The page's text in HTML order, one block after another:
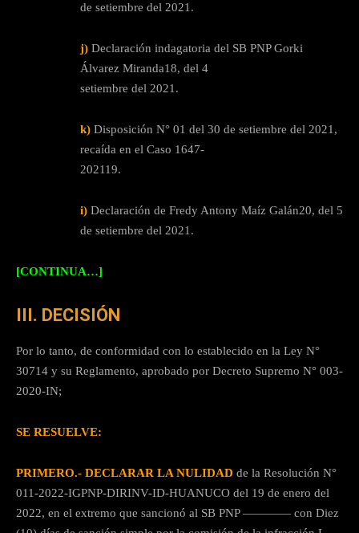
de setiembre del 2021.
j) Declaración indagatoria del SB PNP Gorki
Álvarez Miranda18, del 4
setiembre del 2021.
k) Disposición N° 01 del 30 de setiembre del 2021,
recaída en el Caso 1647-
202119.
i) Declaración de Fredy Antony Maíz Galán20, del 5
de setiembre del 2021.
[CONTINUA…]
III. DECISIÓN
Por lo tanto, de conformidad con lo establecido en la Ley N°
30714 y su Reglamento, aprobado por Decreto Supremo N° 003-
2020-IN;
SE RESUELVE:
PRIMERO.- DECLARAR LA NULIDAD de la Resolución N°
011-2022-IGPNP-DIRINV-ID-HUANUCO del 19 de enero del
2022, en el extremo que sancionó al SB PNP ———— con Diez